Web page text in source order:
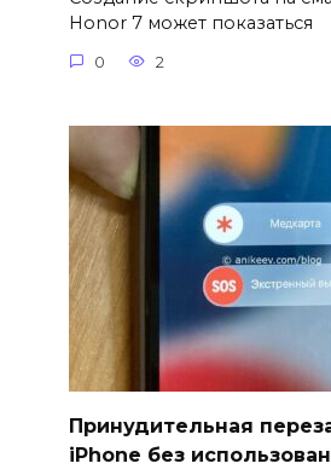
Honor 7 может показаться
0 2
Принудительная
iPhone без